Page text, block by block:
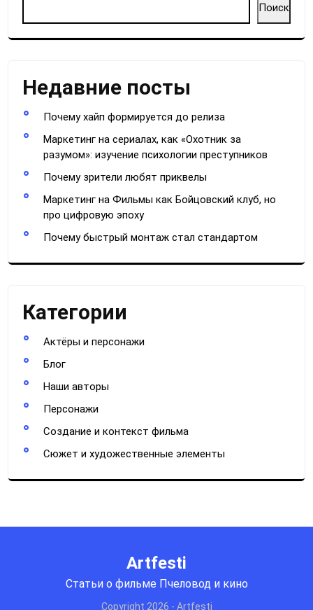
Поиск
Недавние посты
Почему хайп формируется до релиза
Маркетинг на сериалах, как «Охотник за
разумом»: изучение психологии преступников
Почему зрители любят приквелы
Маркетинг на Фильмы как Бойцовский клуб, но
про цифровую эпоху
Почему быстрый монтаж стал стандартом
Категории
Актёры и персонажи
Блог
Наши авторы
Персонажи
Создание и контекст фильма
Сюжет и художественные элементы
Artfesti
Статьи о фильме Пчеловод и кино
Copyright 2026 - Artfesti